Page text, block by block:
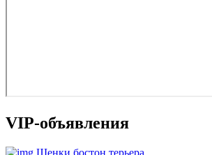
VIP-объявления
Щенки бостон терьера